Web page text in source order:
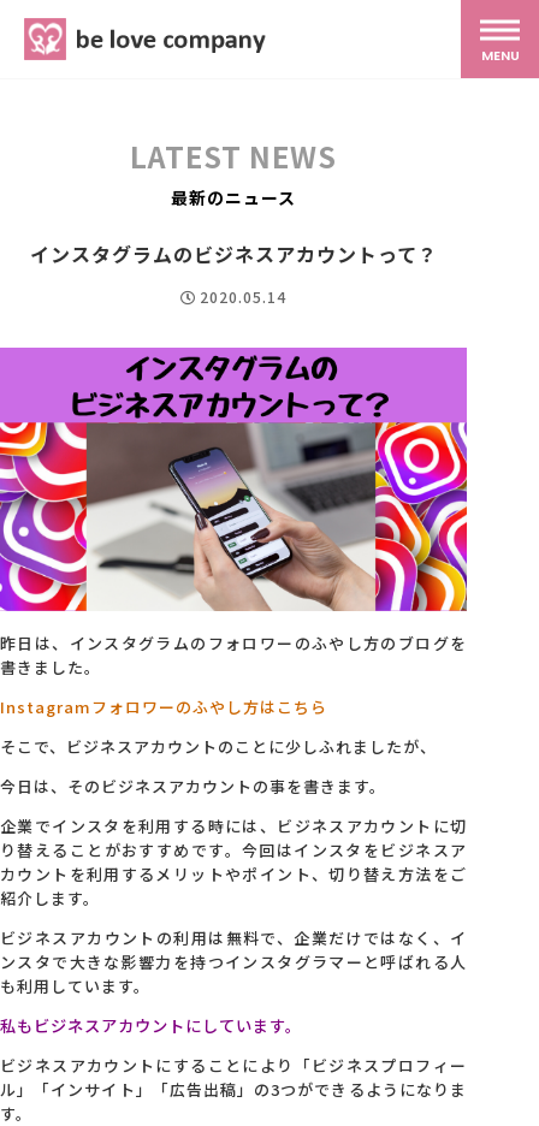
MENU
MG研修
スタッフ紹介
最新ブログ
会社概要
アクセス
採用情報
お問い合わせ
LATEST NEWS
最新のニュース
インスタグラムのビジネスアカウントって？
2020.05.14
昨日は、インスタグラムのフォロワーのふやし方のブログを
書きました。
Instagramフォロワーのふやし方はこちら
そこで、ビジネスアカウントのことに少しふれましたが、
今日は、そのビジネスアカウントの事を書きます。
企業でインスタを利用する時には、ビジネスアカウントに切
り替えることがおすすめです。今回はインスタをビジネスア
カウントを利用するメリットやポイント、切り替え方法をご
紹介します。
ビジネスアカウントの利用は無料で、企業だけではなく、イ
ンスタで大きな影響力を持つインスタグラマーと呼ばれる人
も利用しています。
私もビジネスアカウントにしています。
ビジネスアカウントにすることにより「ビジネスプロフィー
ル」「インサイト」「広告出稿」の3つができるようになりま
す。